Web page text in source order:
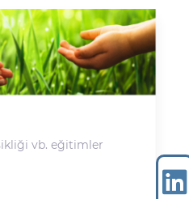
vb. eğitimler